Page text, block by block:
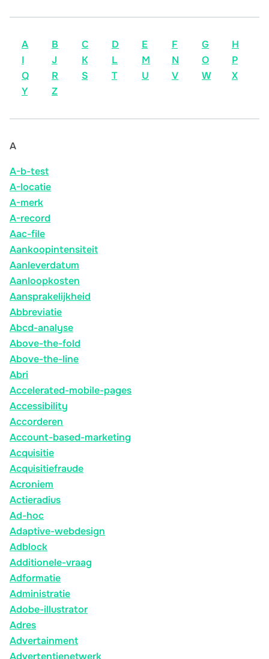
A B C D E F G
H
I
J K L M N O
P
Q
R S T U V W
X
Y
Z
A
A-b-test
A-locatie
A-merk
A-record
Aac-file
Aankoopintensiteit
Aanleverdatum
Aanloopkosten
Aansprakelijkheid
Abbreviatie
Abcd-analyse
Above-the-fold
Above-the-line
Abri
Accelerated-mobile-pages
Accessibility
Accorderen
Account-based-marketing
Acquisitie
Acquisitiefraude
Acroniem
Actieradius
Ad-hoc
Adaptive-webdesign
Adblock
Additionele-vraag
Adformatie
Administratie
Adobe-illustrator
Adres
Advertainment